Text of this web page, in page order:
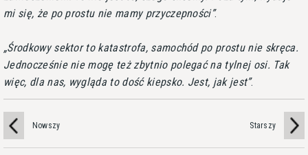
mi się, że po prostu nie mamy przyczepności .
Środkowy sektor to katastrofa, samochód po prostu nie skręca.
Jednocześnie nie mogę też zbytnio polegać na tylnej osi. Tak
więc, dla nas, wygląda to dość kiepsko. Jest, jak jest .
Nowszy Starszy